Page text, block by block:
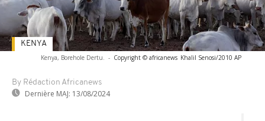
Kenya, Borehole Dertu. - Copyright © africanews Khalil Senosi/2010 AP
By Rédaction Africanews
Dernière MAJ: 13/08/2024
KENYA